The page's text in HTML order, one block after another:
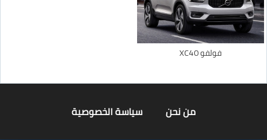
فولفو XC40
من نحن سياسة الخصوصية